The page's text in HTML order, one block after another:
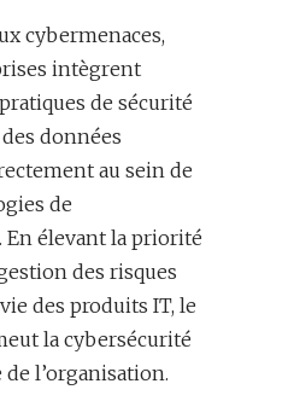
cybermenaces,
intègrent
de sécurité
données
au sein de
de
élevant la priorité
des risques
des produits IT, le
la cybersécurité
de l’organisation.